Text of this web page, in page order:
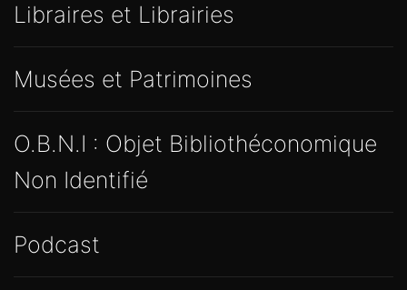
Libraires et Librairies
Musées et Patrimoines
O.B.N.I : Objet Bibliothéconomique
Non Identifié
Podcast